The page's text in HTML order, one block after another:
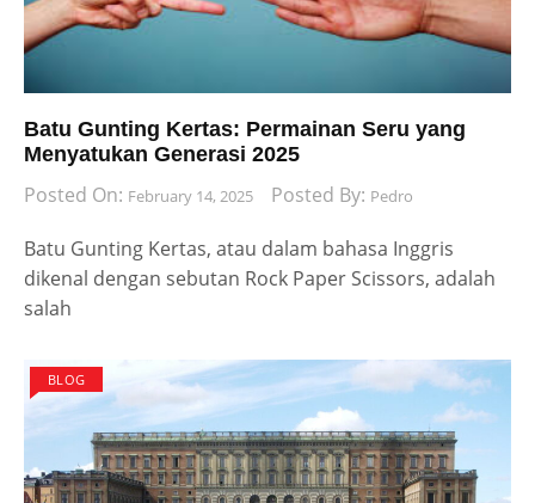
Batu Gunting Kertas: Permainan Seru yang
Menyatukan Generasi 2025
Posted On: February 14, 2025 Posted By: Pedro
Batu Gunting Kertas, atau dalam bahasa Inggris
dikenal dengan sebutan Rock Paper Scissors, adalah
salah
BLOG